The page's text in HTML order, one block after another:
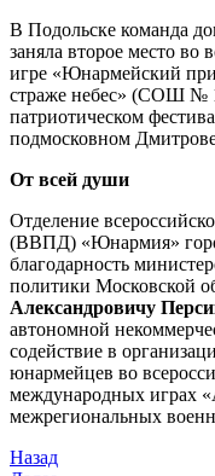
В Подольске команда
заняла второе место во
игре «Юнармейский
страже небес» (СОШ №
патриотическом
подмосковном
От всей души
Отделение
(ВВПД) «Юнармия»
благодарность
политики Московской
Александровичу
автономной
содействие в
юнармейцев во
международных играх
межрегиональных
Назад